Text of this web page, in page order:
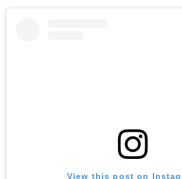
View this post on